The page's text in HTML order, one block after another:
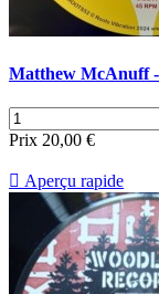
Matthew McAnuff
Prix 20,00 €
 Aperçu rapide